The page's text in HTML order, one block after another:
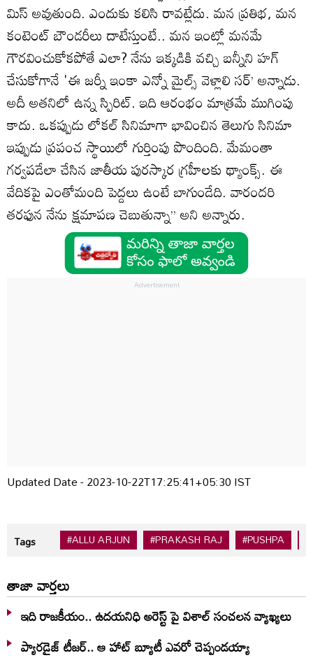
మిస్‌ అవుతుంది. ఎందుకు కలిసి రావట్లేదు. మన ప్రతిభ, మన
కంటెంట్‌ బౌండరీలు దాటేస్తుంటే.. మన ఇంట్లో మనమే
గౌరవించుకోకపోతే ఎలా? నేను ఇక్కడికి వచ్చి బన్నీని హగ్‌
చేసుకోగానే 'ఈ జర్నీ ఇంకా ఎన్నో మైల్స్‌ వెళ్లాలి సర్‌’ అన్నాడు.
అదీ అతనిలో ఉన్న స్పిరిట్‌. ఇది ఆరంభం మాత్రమే ముగింపు
కాదు. ఒకప్పుడు లోకల్‌ సినిమాగా భావించిన తెలుగు సినిమా
ఇప్పుడు ప్రపంచ స్థాయిలో గుర్తింపు పొందింది. మేమంతా
గర్వపడేలా చేసిన జాతీయ పురస్కార గ్రహీలకు థ్యాంక్స్‌. ఈ
వేదికపై ఎంతోమంది పెద్దలు ఉంటే బాగుండేది. వారందరి
తరఫున నేను క్షమాపణ చెబుతున్నా’’ అని అన్నారు.
Updated Date - 2023-10-22T17:25:41+05:30 IST
Tags #ALLU ARJUN #PRAKASH RAJ #PUSHPA
తాజా వార్తలు
ఇది రాజకీయం.. ఉదయనిధి అరెస్ట్ పై విశాల్ సంచలన వ్యాఖ్యలు
ప్యారడైజ్ టీజర్.. ఆ హాట్ బ్యూటీ ఎవరో చెప్పండయ్యా